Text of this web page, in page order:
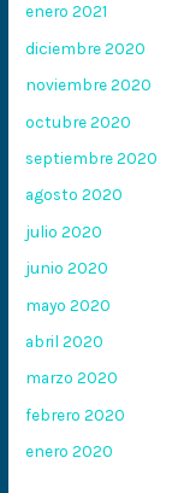
enero 2021
diciembre 2020
noviembre 2020
octubre 2020
septiembre 2020
agosto 2020
julio 2020
junio 2020
mayo 2020
abril 2020
marzo 2020
febrero 2020
enero 2020